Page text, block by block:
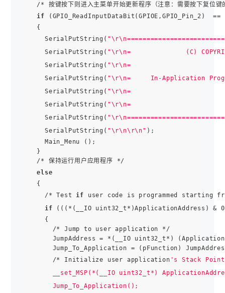
/* 按键按下则进入主菜单开始更新程序（注意：需要按下复位
if (GPIO_ReadInputDataBit(GPIOE,GPIO_Pin_2)  ==
{
SerialPutString(
SerialPutString( "\r\n=              (C)
SerialPutString( "\r\n=
SerialPutString( "\r\n=     In-Application
SerialPutString( "\r\n=
SerialPutString( "\r\n=
SerialPutString(
SerialPutString( "\r\n\r\n" );
Main_Menu ();
}
/* 保持运行用户应用程序 */
else
{
/* Test if user code is programmed starting
if (((*(__IO uint32_t*)ApplicationAddress) &
{
/* Jump to user application */
JumpAddress = *(__IO uint32_t*)
Jump_To_Application = (pFunction)
/* Initialize user application 's Stack
__set_MSP(*(__IO uint32_t*)
Jump_To_Application();